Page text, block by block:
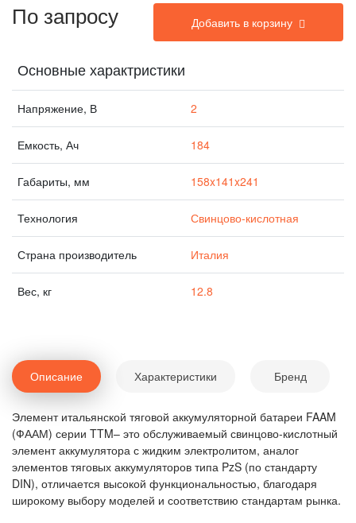
По запросу Добавить в корзину
Основные характристики
Напряжение, В 2
Емкость, Ач 184
Габариты, мм 158x141x241
Технология Свинцово-кислотная
Страна производитель Италия
Вес, кг 12.8
Описание Характеристики Бренд
Элемент итальянской тяговой аккумуляторной батареи FAAM
(ФААМ) серии TTM– это обслуживаемый свинцово-кислотный
элемент аккумулятора с жидким электролитом, аналог
элементов тяговых аккумуляторов типа PzS (по стандарту
DIN), отличается высокой функциональностью, благодаря
широкому выбору моделей и соответствию стандартам рынка.